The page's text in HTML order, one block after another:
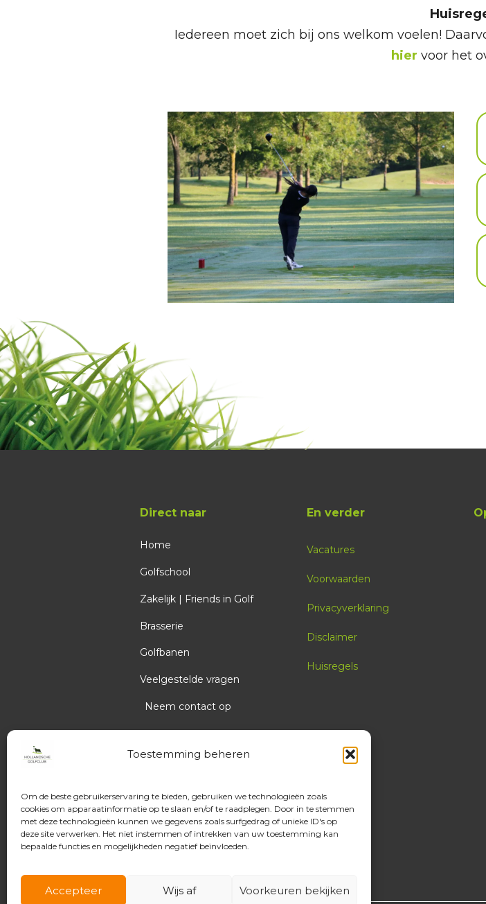
Toestemming beheren
Om de beste gebruikerservaring te bieden, gebruiken we technologieën zoals
cookies om apparaatinformatie op te slaan en/of te raadplegen. Door in te stemmen
met deze technologieën kunnen we gegevens zoals surfgedrag of unieke ID's op
deze site verwerken. Het niet instemmen of intrekken van uw toestemming kan
bepaalde functies en mogelijkheden negatief beïnvloeden.
Accepteer Wijs af Voorkeuren bekijken
Iedereen moet zich bij ons welkom voelen!
hier voor het
Direct naar
Home
Golfschool
Zakelijk | Friends in Golf
Brasserie
Golfbanen
Veelgestelde vragen
Neem contact op
En verder
Vacatures
Voorwaarden
Privacyverklaring
Disclaimer
Huisregels